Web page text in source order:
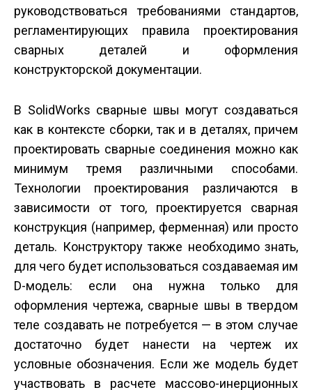
руководствоваться требованиями стандартов,
регламентирующих правила проектирования
сварных деталей и оформления
конструкторской документации.
В SolidWorks сварные швы могут создаваться
как в контексте сборки, так и в деталях, причем
проектировать сварные соединения можно как
минимум тремя различными способами.
Технологии проектирования различаются в
зависимости от того, проектируется сварная
конструкция (например, ферменная) или просто
деталь. Конструктору также необходимо знать,
для чего будет использоваться создаваемая им
D-модель: если она нужна только для
оформления чертежа, сварные швы в твердом
теле создавать не потребуется — в этом случае
достаточно будет нанести на чертеж их
условные обозначения. Если же модель будет
участвовать в расчете массово-инерционных